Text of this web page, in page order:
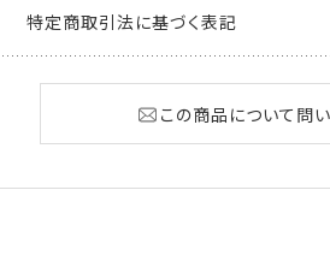
特定商取引法に基づく表記
この商品について問